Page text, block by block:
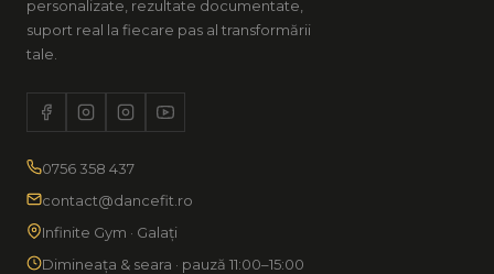
personalizate, rezultate documentate,
suport real la fiecare pas al transformării
tale.
0756 358 437
contact@dancefit.ro
Infinite Gym · Galați
Dimineața & seara · pauză 11:00–15:00